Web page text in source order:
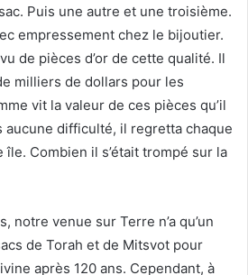
Puis une autre et une troisième.
empressement chez le bijoutier.
de pièces d’or de cette qualité. Il
milliers de dollars pour les
vit la valeur de ces pièces qu’il
aucune difficulté, il regretta chaque
Combien il s’était trompé sur la
notre venue sur Terre n’a qu’un
de Torah et de Mitsvot pour
après 120 ans. Cependant, à